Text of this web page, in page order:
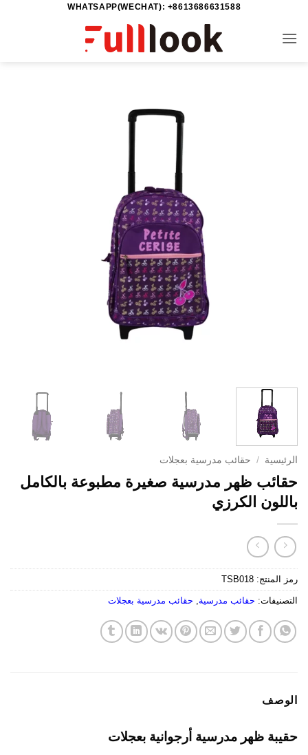
WHATSAPP(WECHAT): +8613686631588
الرئيسية / حقائب مدرسية بعجلات
حقائب ظهر مدرسية صغيرة مطبوعة بالكامل
باللون الكرزي
رمز المنتج: TSB018
التصنيفات: حقائب مدرسية, حقائب مدرسية بعجلات
الوصف
حقيبة ظهر مدرسية أرجوانية بعجلات